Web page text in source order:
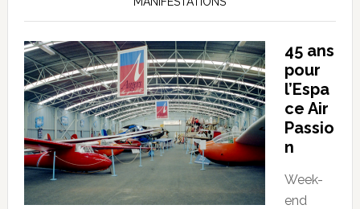
45 ans
pour
l’Espa
ce Air
Passio
n
Week-
end